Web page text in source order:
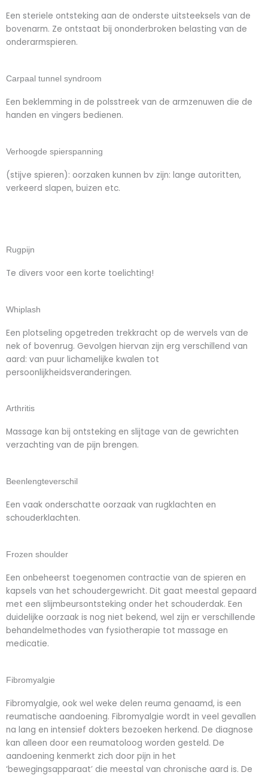
Een steriele ontsteking aan de onderste uitsteeksels van de
bovenarm. Ze ontstaat bij ononderbroken belasting van de
onderarmspieren.
Carpaal tunnel syndroom
Een beklemming in de polsstreek van de armzenuwen die de
handen en vingers bedienen.
Verhoogde spierspanning
(stijve spieren): oorzaken kunnen bv zijn: lange autoritten,
verkeerd slapen, buizen etc.
Rugpijn
Te divers voor een korte toelichting!
Whiplash
Een plotseling opgetreden trekkracht op de wervels van de
nek of bovenrug. Gevolgen hiervan zijn erg verschillend van
aard: van puur lichamelijke kwalen tot
persoonlijkheidsveranderingen.
Arthritis
Massage kan bij ontsteking en slijtage van de gewrichten
verzachting van de pijn brengen.
Beenlengteverschil
Een vaak onderschatte oorzaak van rugklachten en
schouderklachten.
Frozen shoulder
Een onbeheerst toegenomen contractie van de spieren en
kapsels van het schoudergewricht. Dit gaat meestal gepaard
met een slijmbeursontsteking onder het schouderdak. Een
duidelijke oorzaak is nog niet bekend, wel zijn er verschillende
behandelmethodes van fysiotherapie tot massage en
medicatie.
Fibromyalgie
Fibromyalgie, ook wel weke delen reuma genaamd, is een
reumatische aandoening. Fibromyalgie wordt in veel gevallen
na lang en intensief dokters bezoeken herkend. De diagnose
kan alleen door een reumatoloog worden gesteld. De
aandoening kenmerkt zich door pijn in het
‘bewegingsapparaat’ die meestal van chronische aard is. De